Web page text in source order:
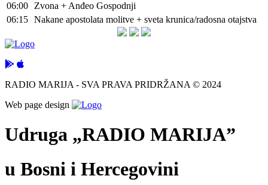
06:00
Zvona + Anđeo Gospodnji
06:15 Nakane apostolata molitve + sveta krunica/radosna otajstva
RADIO MARIJA - SVA PRAVA PRIDRŽANA © 2024
Web page design
Udruga „RADIO MARIJA”
u Bosni i Hercegovini